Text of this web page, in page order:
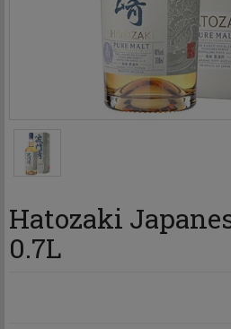
Hatozaki
0.7L